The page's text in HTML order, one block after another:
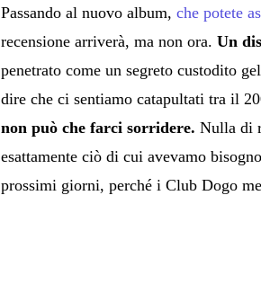
Passando al nuovo album,che potete
recensione arriverà, ma non ora.Un
penetrato come un segreto custodito
dire che ci sentiamo catapultati tra il
non può che farci sorridere. Nulla di
esattamente ciò di cui avevamo
prossimi giorni, perché i Club Dogo